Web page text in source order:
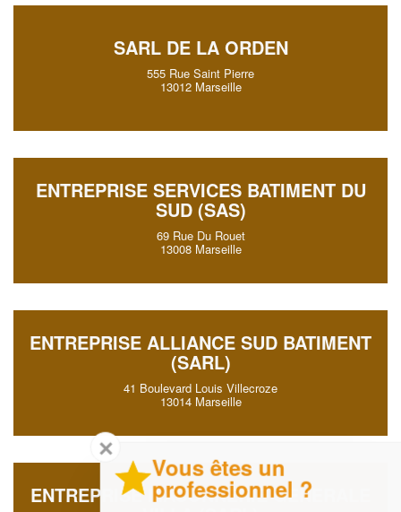
SARL DE LA ORDEN
555 Rue Saint Pierre
13012 Marseille
ENTREPRISE SERVICES BATIMENT DU
SUD (SAS)
69 Rue Du Rouet
13008 Marseille
ENTREPRISE ALLIANCE SUD BATIMENT
(SARL)
41 Boulevard Louis Villecroze
13014 Marseille
ENTREPRISE MACONNERIE GENERALE
✕
Vous êtes un
professionnel ?